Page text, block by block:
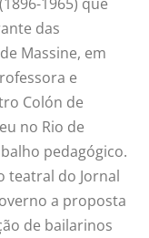
das
Massine, em
e
Colón de
no Rio de
pedagógico.
teatral do Jornal
a proposta
de bailarinos